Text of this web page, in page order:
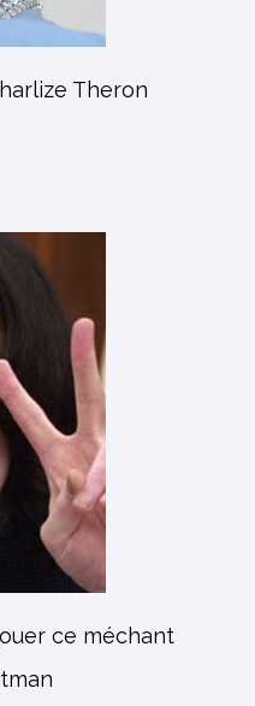
Theron
ce méchant